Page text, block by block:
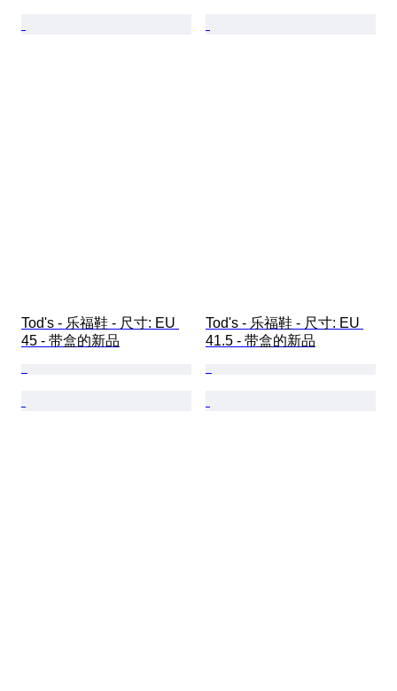
Tod's - 乐福鞋 - 尺寸: EU
45 - 带盒的新品
Tod's - 乐福鞋 - 尺寸: EU
41.5 - 带盒的新品